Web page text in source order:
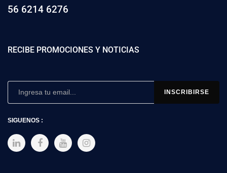
56 6214 6276
RECIBE PROMOCIONES Y NOTICIAS
SIGUENOS :